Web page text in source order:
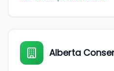
Alberta